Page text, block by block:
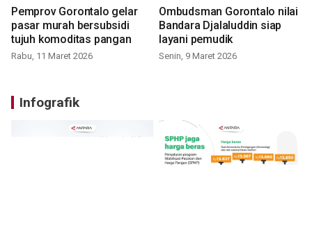
Pemprov Gorontalo gelar
pasar murah bersubsidi
tujuh komoditas pangan
Rabu, 11 Maret 2026
Ombudsman Gorontalo nilai
Bandara Djalaluddin siap
layani pemudik
Senin, 9 Maret 2026
Infografik